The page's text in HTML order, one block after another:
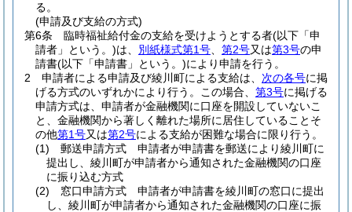
る。
(申請及び支給の方式)
第6条
臨時福祉給付金の支給を受けようとする者(以下「申
請者」という。)は、 別紙様式第1号 第2号又は第3号の申
請書(以下「申請書」という。)により申請を行う。
2
申請者による申請及び綾川町による支給は、 次の各号に掲
げる方式のいずれかにより行う。
この場合、 第3号に掲げる
申請方式は、申請者が金融機関に口座を開設していないこ
と、金融機関から著しく離れた場所に居住していることそ
の他第1号又は第2号による支給が困難な場合に限り行う。
(1)
郵送申請方式 申請者が申請書を郵送により綾川町に
提出し、綾川町が申請者から通知された金融機関の口座
に振り込む方式
(2)
窓口申請方式 申請者が申請書を綾川町の窓口に提出
し、綾川町が申請者から通知された金融機関の口座に振